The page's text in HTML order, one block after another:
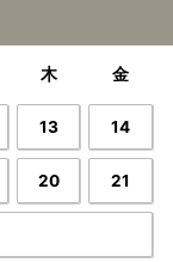
木 金
13 14
20 21